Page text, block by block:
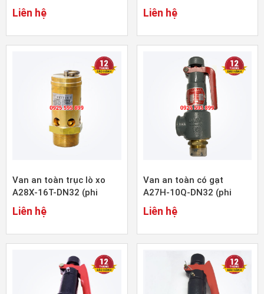
21mm)
Liên hệ
34mm)
Liên hệ
Van an toàn trục lò xo
A28X-16T-DN32 (phi
42mm)
Liên hệ
Van an toàn có gạt
A27H-10Q-DN32 (phi
42mm)
Liên hệ